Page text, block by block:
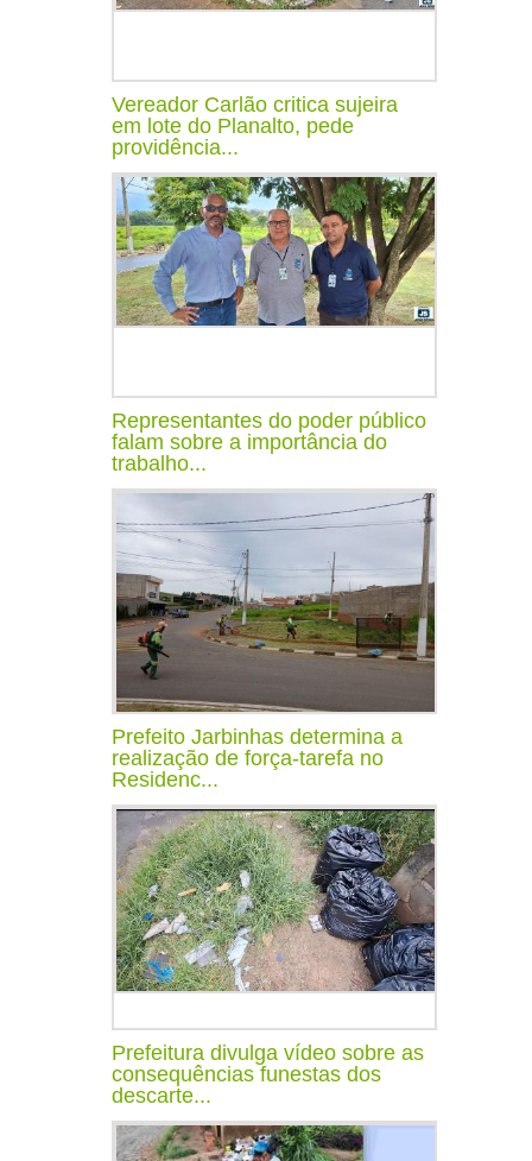
Vereador Carlão critica sujeira
em lote do Planalto, pede
providência...
Representantes do poder público
falam sobre a importância do
trabalho...
Prefeito Jarbinhas determina a
realização de força-tarefa no
Residenc...
Prefeitura divulga vídeo sobre as
consequências funestas dos
descarte...